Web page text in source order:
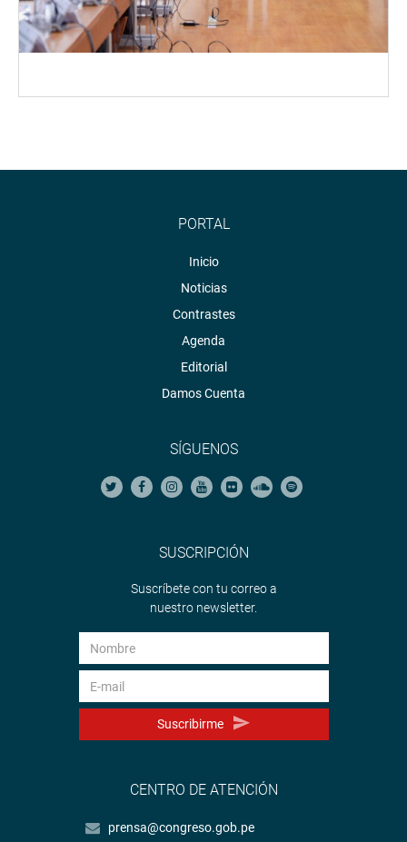
PORTAL
Inicio
Noticias
Contrastes
Agenda
Editorial
Damos Cuenta
SÍGUENOS
SUSCRIPCIÓN
Suscríbete con tu correo a
nuestro newsletter.
Suscribirme
CENTRO DE ATENCIÓN
prensa@congreso.gob.pe